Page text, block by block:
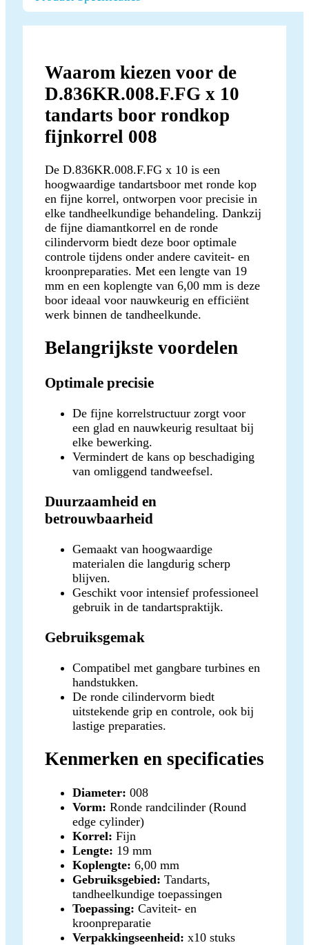
Waarom kiezen voor de
D.836KR.008.F.FG x 10
tandarts boor rondkop
fijnkorrel 008
De D.836KR.008.F.FG x 10 is een
hoogwaardige tandartsboor met ronde kop
en fijne korrel, ontworpen voor precisie in
elke tandheelkundige behandeling. Dankzij
de fijne diamantkorrel en de ronde
cilindervorm biedt deze boor optimale
controle tijdens onder andere caviteit- en
kroonpreparaties. Met een lengte van 19
mm en een koplengte van 6,00 mm is deze
boor ideaal voor nauwkeurig en efficiënt
werk binnen de tandheelkunde.
Belangrijkste voordelen
Optimale precisie
De fijne korrelstructuur zorgt voor
een glad en nauwkeurig resultaat bij
elke bewerking.
Vermindert de kans op beschadiging
van omliggend tandweefsel.
Duurzaamheid en
betrouwbaarheid
Gemaakt van hoogwaardige
materialen die langdurig scherp
blijven.
Geschikt voor intensief professioneel
gebruik in de tandartspraktijk.
Gebruiksgemak
Compatibel met gangbare turbines en
handstukken.
De ronde cilindervorm biedt
uitstekende grip en controle, ook bij
lastige preparaties.
Kenmerken en specificaties
Diameter: 008
Vorm: Ronde randcilinder (Round
edge cylinder)
Korrel: Fijn
Lengte: 19 mm
Koplengte: 6,00 mm
Gebruiksgebied: Tandarts,
tandheelkundige toepassingen
Toepassing: Caviteit- en
kroonpreparatie
Verpakkingseenheid: x10 stuks